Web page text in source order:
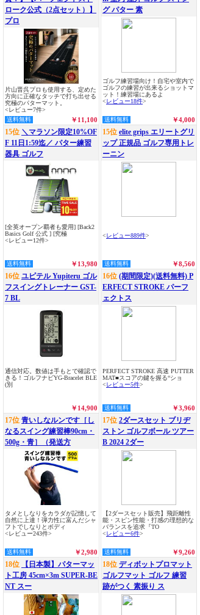
ローク公式（2点セット）】
プロ
片山晋呉プロも使用する、定めた
方向に正確なタッチで打ち出せる
究極のパターマット。
<レビュー7件>
送料無料
￥11,100
15位 ＼マラソン限定10%OF
F 11日1:59迄／ パター練習
器具 ゴルフ
[全英オープン覇者も愛用] [Back2
Basics Golf 公式 ] [究極
<レビュー12件>
送料無料 ￥13,980
16位 ユピテル Yupiteru ゴル
フスイングトレーナー GST-
7 BL
通信対応。数値は手もとで確認で
きる！ゴルフナビYG-Bracelet BLE
(別
￥14,900
17位 青いしなルンです［し
なるスイング練習棒90cm・
500g・青］（発送方
タメとしなりをカラダが記憶して
自然に上達！弾力性に富んだシャ
フトでしなりとボディ
<レビュー243件>
送料無料 ￥2,980
18位
【日本製】パターマッ
ト工房 45cm×3m SUPER-BE
NT スー
グ パター 素
ゴルフ練習場向け！自宅や室内で
ゴルフの練習が出来るショットマ
ット！練習場にあるよ
<レビュー18件>
送料無料 ￥4,000
15位 elite grips エリートグリ
ップ 正規品 ゴルフ専用トレ
ーニン
<レビュー889件>
送料無料 ￥8,560
16位 (期間限定)(送料無料) P
ERFECT STROKE パーフ
ェクトス
PERFECT STROKE 高速 PUTTER
MAT■スコアの鍵を握る“ショ
<レビュー5件>
送料無料 ￥3,960
17位 2ダースセット ブリヂ
ストン ゴルフボール ツアー
B 2024 2ダー
【2ダースセット販売】飛距離性
能・スピン性能・打感の理想的な
バランスを追求『TO
<レビュー6件>
送料無料 ￥9,260
18位 ディボットプロマット
ゴルフマット ゴルフ 練習
跡がつく 素振り ス